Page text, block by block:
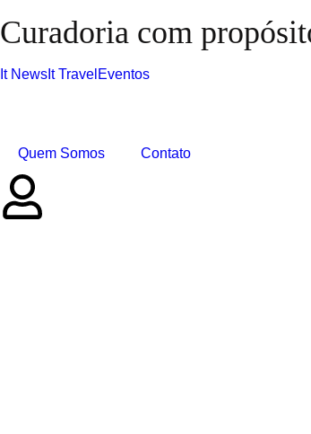
Curadoria com
It News It Travel Eventos
Quem Somos Contato